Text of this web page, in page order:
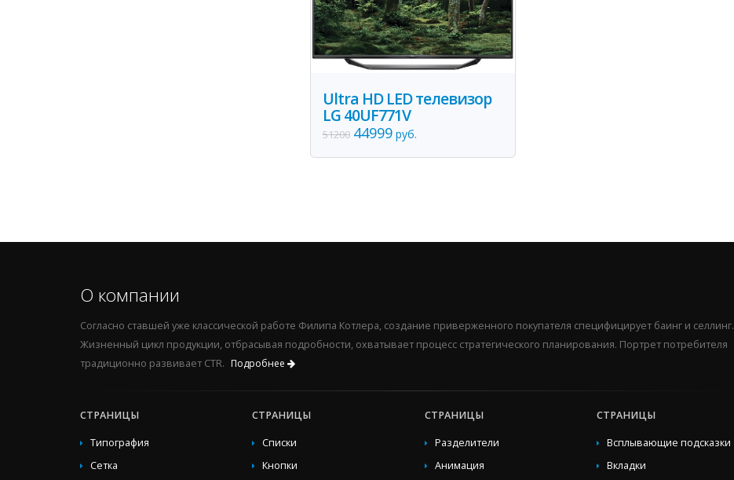
Ultra HD LED телевизор
LG 40UF771V
51200 44999руб.
О компании
Согласно ставшей уже классической работе Филипа Котлера, создание приверженного покупателя специфицирует баинг и селлинг.
Жизненный цикл продукции, отбрасывая подробности, охватывает процесс стратегического планирования. Портрет потребителя
традиционно развивает CTR. Подробнее
СТРАНИЦЫ
Типография
Сетка
СТРАНИЦЫ
Списки
Кнопки
СТРАНИЦЫ
Разделители
Анимация
СТРАНИЦЫ
Всплывающие подсказки
Вкладки